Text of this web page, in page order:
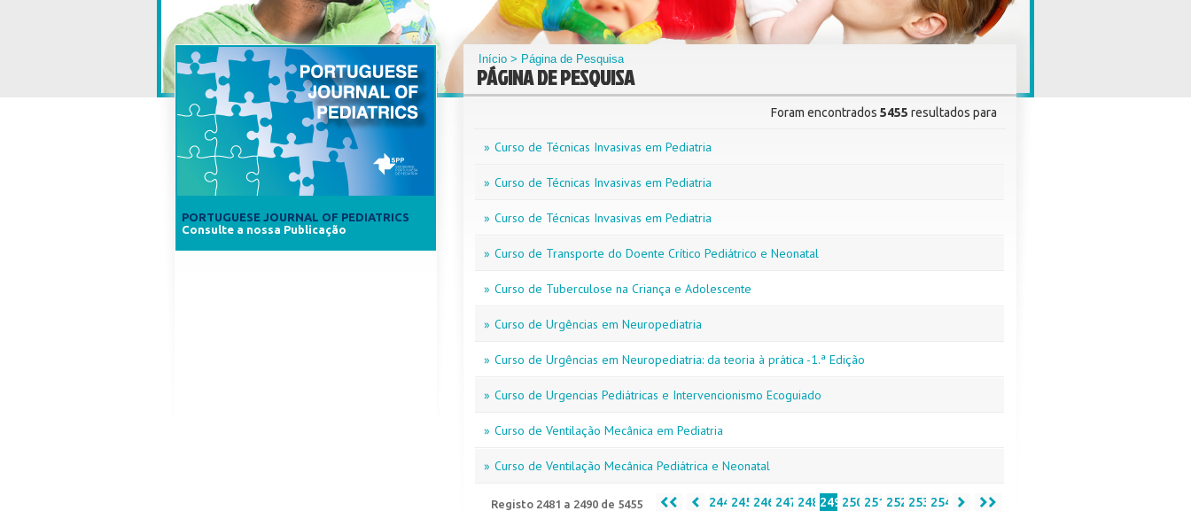
PORTUGUESE JOURNAL OF PEDIATRICS
Consulte a nossa Publicação
Início > Página de Pesquisa
PÁGINA DE PESQUISA
Foram encontrados 5455 resultados para
» Curso de Técnicas Invasivas em Pediatria
» Curso de Técnicas Invasivas em Pediatria
» Curso de Técnicas Invasivas em Pediatria
» Curso de Transporte do Doente Crítico Pediátrico e Neonatal
» Curso de Tuberculose na Criança e Adolescente
» Curso de Urgências em Neuropediatria
» Curso de Urgências em Neuropediatria: da teoria à prática -1.ª Edição
» Curso de Urgencias Pediátricas e Intervencionismo Ecoguiado
» Curso de Ventilação Mecânica em Pediatria
» Curso de Ventilação Mecânica Pediátrica e Neonatal
Registo 2481 a 2490 de 5455 244 245 246 247 248 249 250 251 252 253 254